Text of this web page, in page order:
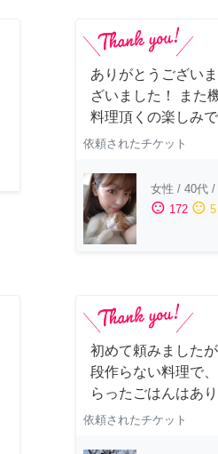
ありがとうござい
ざいました！ また
料理頂くの楽しみ
依頼されたチケット
女性 / 40代 /
sentiment_satisfied 172 sentiment_neutral 5
初めて頼みました
段作らない料理で
らったごはんはあ
依頼されたチケット